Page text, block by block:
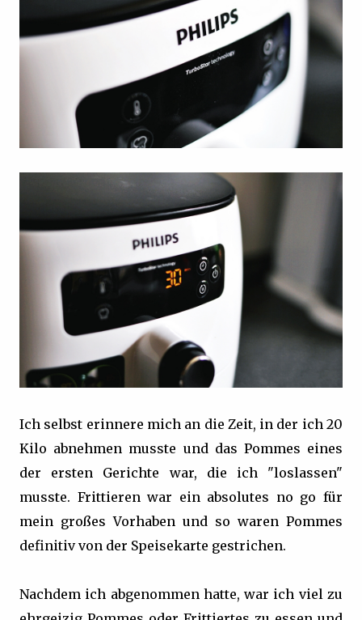
Ich selbst erinnere mich an die Zeit, in der ich 20
Kilo abnehmen musste und das Pommes eines
der ersten Gerichte war, die ich "loslassen"
musste. Frittieren war ein absolutes no go für
mein großes Vorhaben und so waren Pommes
definitiv von der Speisekarte gestrichen.
Nachdem ich abgenommen hatte, war ich viel zu